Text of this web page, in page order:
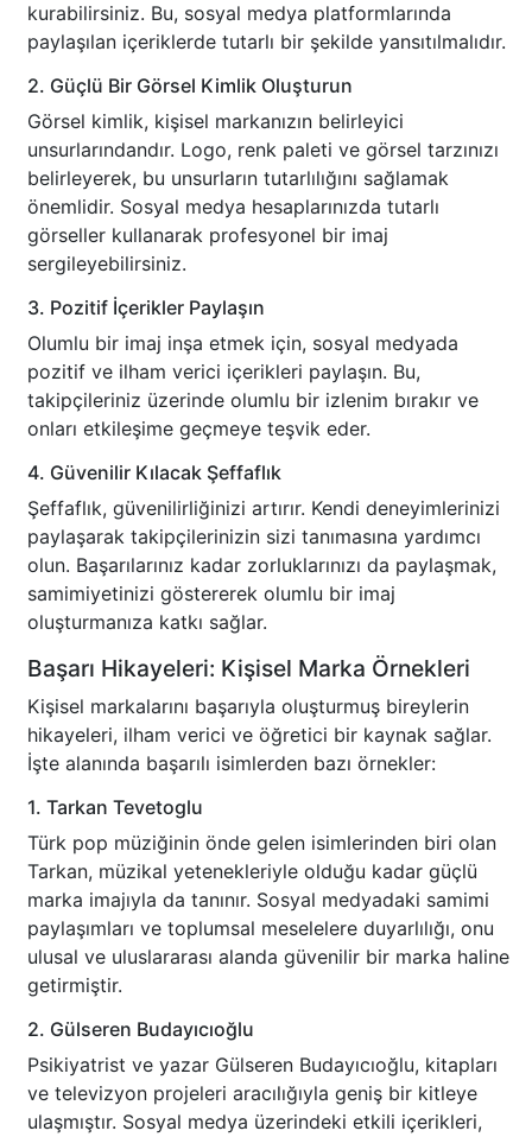
kurabilirsiniz. Bu, sosyal medya platformlarında
paylaşılan içeriklerde tutarlı bir şekilde yansıtılmalıdır.
2. Güçlü Bir Görsel Kimlik Oluşturun
Görsel kimlik, kişisel markanızın belirleyici
unsurlarındandır. Logo, renk paleti ve görsel tarzınızı
belirleyerek, bu unsurların tutarlılığını sağlamak
önemlidir. Sosyal medya hesaplarınızda tutarlı
görseller kullanarak profesyonel bir imaj
sergileyebilirsiniz.
3. Pozitif İçerikler Paylaşın
Olumlu bir imaj inşa etmek için, sosyal medyada
pozitif ve ilham verici içerikleri paylaşın. Bu,
takipçileriniz üzerinde olumlu bir izlenim bırakır ve
onları etkileşime geçmeye teşvik eder.
4. Güvenilir Kılacak Şeffaflık
Şeffaflık, güvenilirliğinizi artırır. Kendi deneyimlerinizi
paylaşarak takipçilerinizin sizi tanımasına yardımcı
olun. Başarılarınız kadar zorluklarınızı da paylaşmak,
samimiyetinizi göstererek olumlu bir imaj
oluşturmanıza katkı sağlar.
Başarı Hikayeleri: Kişisel Marka Örnekleri
Kişisel markalarını başarıyla oluşturmuş bireylerin
hikayeleri, ilham verici ve öğretici bir kaynak sağlar.
İşte alanında başarılı isimlerden bazı örnekler:
1. Tarkan Tevetoglu
Türk pop müziğinin önde gelen isimlerinden biri olan
Tarkan, müzikal yetenekleriyle olduğu kadar güçlü
marka imajıyla da tanınır. Sosyal medyadaki samimi
paylaşımları ve toplumsal meselelere duyarlılığı, onu
ulusal ve uluslararası alanda güvenilir bir marka haline
getirmiştir.
2. Gülseren Budayıcıoğlu
Psikiyatrist ve yazar Gülseren Budayıcıoğlu, kitapları
ve televizyon projeleri aracılığıyla geniş bir kitleye
ulaşmıştır. Sosyal medya üzerindeki etkili içerikleri,